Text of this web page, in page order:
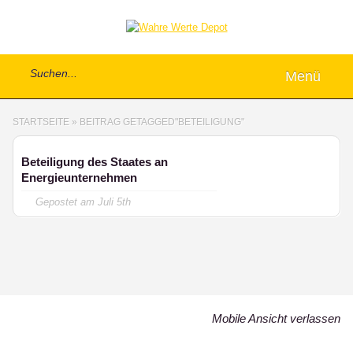
Menü
STARTSEITE » BEITRAG GETAGGED"BETEILIGUNG"
Beteiligung des Staates an
Energieunternehmen
Gepostet am Juli 5th
Mobile Ansicht verlassen